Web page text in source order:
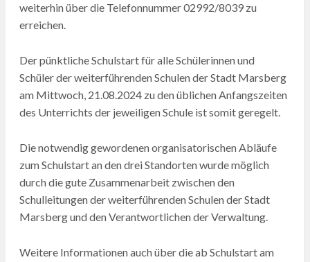
weiterhin über die Telefonnummer 02992/8039 zu
erreichen.
Der pünktliche Schulstart für alle Schülerinnen und
Schüler der weiterführenden Schulen der Stadt Marsberg
am Mittwoch, 21.08.2024 zu den üblichen Anfangszeiten
des Unterrichts der jeweiligen Schule ist somit geregelt.
Die notwendig gewordenen organisatorischen Abläufe
zum Schulstart an den drei Standorten wurde möglich
durch die gute Zusammenarbeit zwischen den
Schulleitungen der weiterführenden Schulen der Stadt
Marsberg und den Verantwortlichen der Verwaltung.
Weitere Informationen auch über die ab Schulstart am